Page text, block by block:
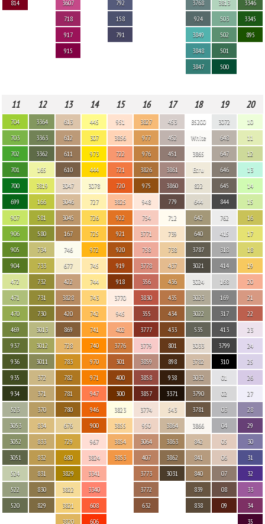
814
3607
718
917
915
792
158
791
3768
924
3849
3848
3847
3813
503
502
501
500
3346
3345
895
11 12 13 14 15 16 17 18 19 20
704
703
702
701
700
699
907
906
905
904
472
471
470
469
937
936
935
934
523
3053
3052
3051
524
522
520
3364
3363
3362
165
3819
166
581
580
734
733
732
731
730
3013
3012
3011
372
371
370
834
833
832
831
830
829
613
612
611
610
3047
3046
3045
167
746
677
422
3828
420
869
728
783
782
781
780
676
729
680
3829
3822
3821
3820
445
307
973
444
3078
727
726
725
972
745
744
743
742
741
740
970
971
947
946
900
967
3824
3341
3340
608
606
951
3856
722
721
720
3825
922
921
920
919
918
3770
945
402
3776
301
400
300
3823
3855
3854
3853
3827
977
976
3826
975
948
754
3771
758
3778
356
3830
355
3777
3779
3859
3858
3857
3774
950
3064
407
3773
3772
632
453
452
451
3861
3860
779
712
739
738
437
436
435
434
433
801
898
938
3371
543
3864
3863
3862
3031
B5200
White
3865
Ecru
822
644
642
640
3787
3021
3024
3023
3022
535
3033
3782
3032
3790
3781
3866
842
841
840
839
838
3072
648
647
646
645
844
762
415
318
414
168
169
317
413
3799
310
01
02
03
04
05
06
07
08
09
10
11
12
13
14
15
16
17
18
19
20
21
22
23
24
25
26
27
28
29
30
31
32
33
34
35